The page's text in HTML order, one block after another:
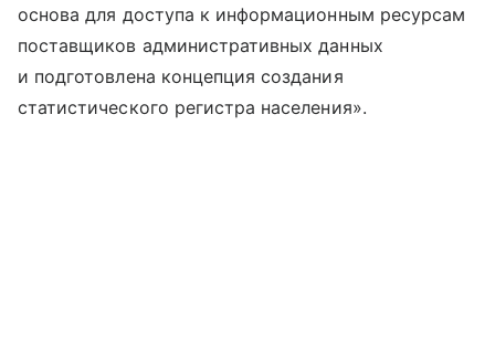
основа для доступа к информационным ресурсам
поставщиков административных данных
и подготовлена концепция создания
статистического регистра населения».